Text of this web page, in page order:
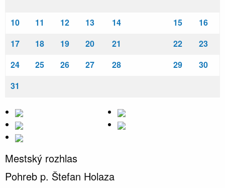
10 11 12 13 14 15
16
17
18 19 20 21 22
23
24
25 26 27 28 29
30
31
Mestský rozhlas
Pohreb p. Štefan Holaza